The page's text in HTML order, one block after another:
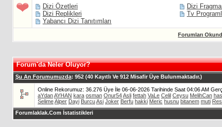
Dizi Özetleri
Dizi
Dizi Replikleri
Tv
Yabancı Dizi Tanıtımları
Forumları
Forum'da Neler Oluyor?
Şu An Forumumuzda: 952 (40 Kayıtlı Ve 912 Misafir Üye Bulunmaktadır.)
Online Rekorumuz: 36.276 Üye İle 06-06-2026 Tarihinde Saat 04:06 AM
aYdanAYHAN kara osman Onur54Asli fettah VaLe Celil Ceysu MelihCan
SelimeAlper Dayi BurcuAsi Joker Berfu hakki Meric husnu bitanem muti
Forumlaklak.Com İstatistikleri